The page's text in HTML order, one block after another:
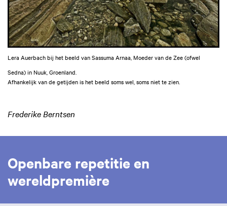
Lera Auerbach bij het beeld van Sassuma Arnaa, Moeder van de Zee (ofwel
Sedna) in Nuuk, Groenland.
Afhankelijk van de getijden is het beeld soms wel, soms niet te zien.
Frederike Berntsen
Openbare repetitie en
wereldpremière